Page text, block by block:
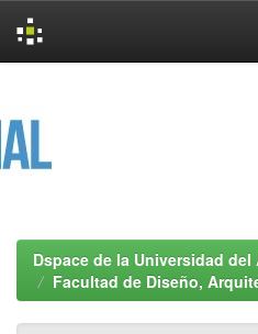
Dspace de la Universidad del
Facultad de Diseño,